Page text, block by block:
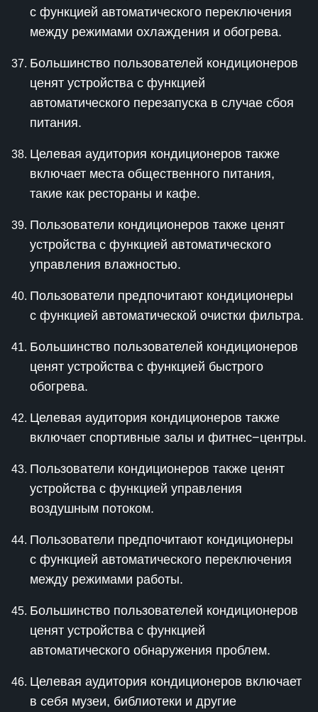
с функцией автоматического переключения
между режимами охлаждения и обогрева.
Большинство пользователей кондиционеров
ценят устройства с функцией
автоматического перезапуска в случае сбоя
питания.
Целевая аудитория кондиционеров также
включает места общественного питания,
такие как рестораны и кафе.
Пользователи кондиционеров также ценят
устройства с функцией автоматического
управления влажностью.
Пользователи предпочитают кондиционеры
с функцией автоматической очистки фильтра.
Большинство пользователей кондиционеров
ценят устройства с функцией быстрого
обогрева.
Целевая аудитория кондиционеров также
включает спортивные залы и фитнес−центры.
Пользователи кондиционеров также ценят
устройства с функцией управления
воздушным потоком.
Пользователи предпочитают кондиционеры
с функцией автоматического переключения
между режимами работы.
Большинство пользователей кондиционеров
ценят устройства с функцией
автоматического обнаружения проблем.
Целевая аудитория кондиционеров включает
в себя музеи, библиотеки и другие